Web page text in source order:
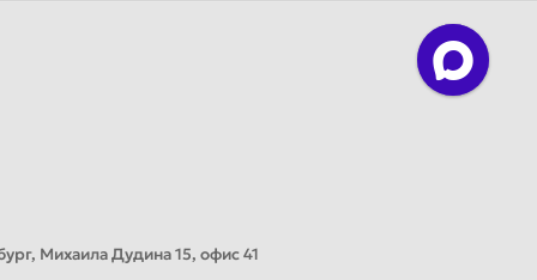
Михаила Дудина 15, офис 41